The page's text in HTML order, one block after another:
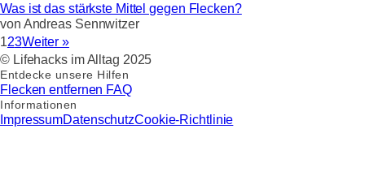
Was ist das stärkste Mittel gegen Flecken?
von Andreas Sennwitzer
123Weiter »
© Lifehacks im Alltag 2025
Entdecke unsere Hilfen
Flecken entfernen FAQ
Informationen
ImpressumDatenschutzCookie-Richtlinie